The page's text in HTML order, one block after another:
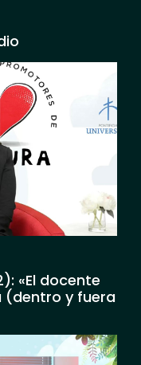
«El docente
y fuera